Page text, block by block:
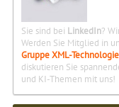
Sie sind bei LinkedIn?
Werden Sie Mitglied in
Gruppe XML-
diskutieren Sie
und KI-Themen mit uns!